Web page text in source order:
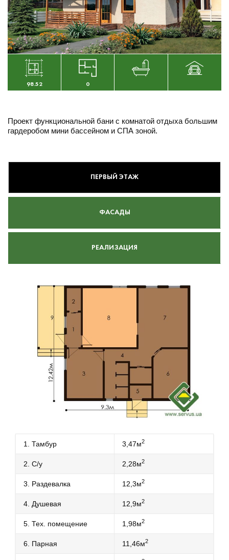
98.52 0
Проект функциональной бани с комнатой отдыха большим
гардеробом мини бассейном и СПА зоной.
ПЕРВЫЙ ЭТАЖ
ФАСАДЫ
РЕАЛИЗАЦИЯ
1. Тамбур 3,47м2
2. С/у 2,28м2
3. Раздевалка 12,3м2
4. Душевая 12,9м2
5. Тех. помещение 1,98м2
6. Парная 11,46м2